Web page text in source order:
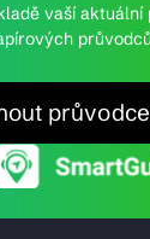
vaší aktuální